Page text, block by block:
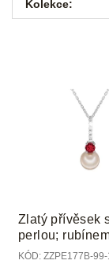
Kolekce:
Zlatý přívěsek
perlou;
diamanty
KÓD: ZZPE177B-